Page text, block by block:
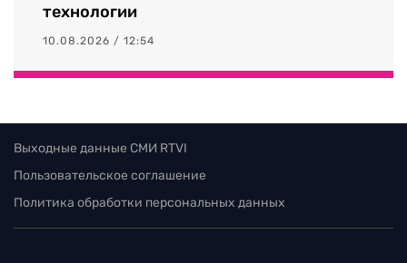
технологии
10.08.2026 / 12:54
Выходные данные СМИ RTVI
Пользовательское соглашение
Политика обработки персональных данных